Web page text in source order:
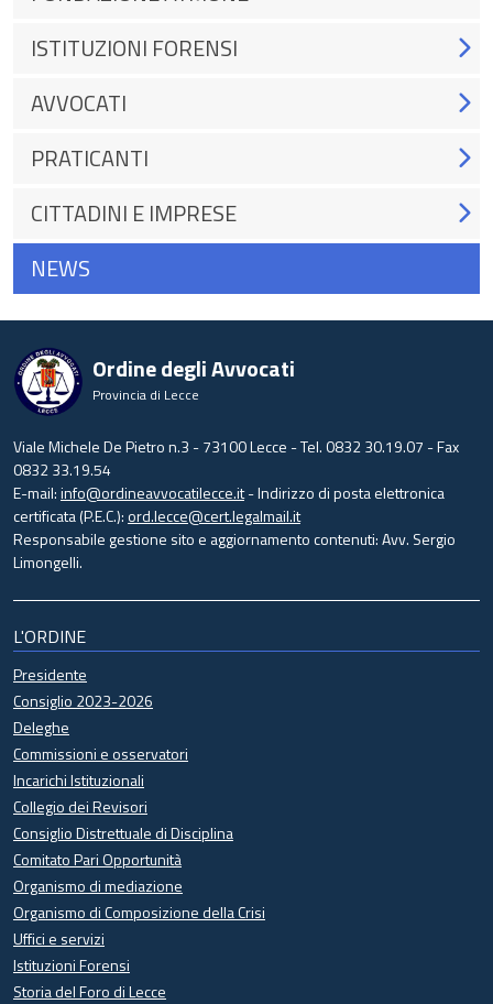
ISTITUZIONI FORENSI
AVVOCATI
PRATICANTI
CITTADINI E IMPRESE
NEWS
Ordine degli Avvocati
Provincia di Lecce
Viale Michele De Pietro n.3 - 73100 Lecce - Tel. 0832 30.19.07 - Fax
0832 33.19.54
E-mail:info@ordineavvocatilecce.it- Indirizzo di posta elettronica
certificata (P.E.C.):ord.lecce@cert.legalmail.it
Responsabile gestione sito e aggiornamento contenuti: Avv. Sergio
Limongelli.
L'ORDINE
Presidente
Consiglio 2023-2026
Deleghe
Commissioni e osservatori
Incarichi Istituzionali
Collegio dei Revisori
Consiglio Distrettuale di Disciplina
Comitato Pari Opportunità
Organismo di mediazione
Organismo di Composizione della Crisi
Uffici e servizi
Istituzioni Forensi
Storia del Foro di Lecce